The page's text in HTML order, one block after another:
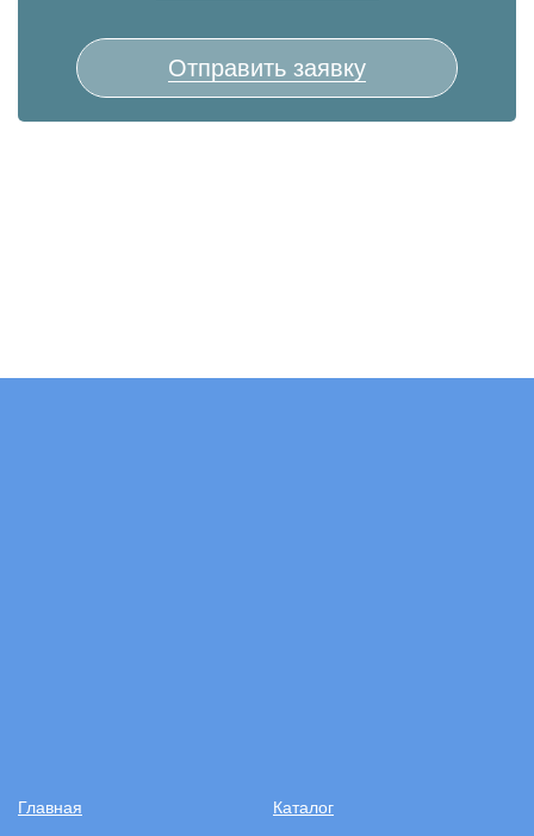
Отправить заявку
Главная
Каталог